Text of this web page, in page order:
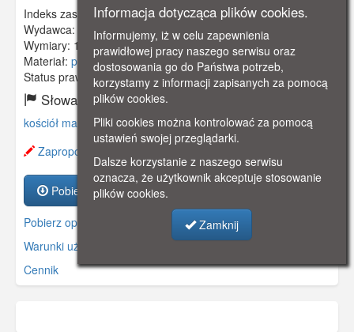
Indeks zasobu:GSP02220
Wydawca:
B.G.Teubner, Leipzig
Wymiary: 140 x 90 mm
Materiał: pocztówka
Status prawny:Użycie Niekomercyjne
Słowa kluczowe:
kościół mariacki,piwna,bendrat,
Zaproponuj zmianę opisu.
Pobierz zasób
Pobierz opis
Warunki używania zasobów.
Cennik
Informacja dotycząca plików cookies.
Informujemy, iż w celu zapewnienia
prawidłowej pracy naszego serwisu oraz
dostosowania go do Państwa potrzeb,
korzystamy z informacji zapisanych za pomocą
plików cookies.
Pliki cookies można kontrolować za pomocą
ustawień swojej przeglądarki.
Dalsze korzystanie z naszego serwisu
oznacza, że użytkownik akceptuje stosowanie
plików cookies.
Zamknij